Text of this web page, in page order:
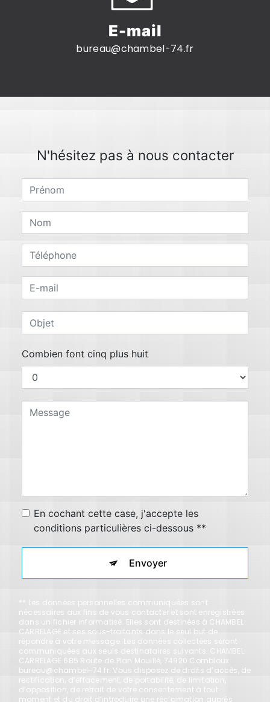
E-mail
bureau@chambel-74.fr
N'hésitez pas à nous contacter
Combien font cinq plus huit
En cochant cette case, j'accepte les
conditions particulières ci-dessous **
Envoyer
** Les données personnelles communiquées sont
nécessaires aux fins de vous contacter et sont enregistrées
dans un fichier informatisé. Elles sont destinées à CHAMBEL
CARRELAGE et ses sous-traitants dans le seul but de
répondre à votre message. Les données collectées seront
communiquées aux seuls destinataires suivants: CHAMBEL
CARRELAGE 685 Route de Plan Mouillé, 74920 Combloux
bureau@chambel-74.fr. Vous disposez de droits d’accès, de
rectification, d’effacement, de portabilité, de limitation,
d’opposition, de retrait de votre consentement à tout
moment et du droit d’introduire une réclamation auprès